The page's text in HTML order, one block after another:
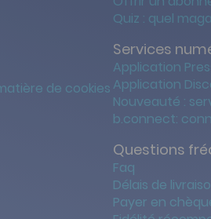
de cookies
Quiz : quel
Services
Application
Application
Nouveauté :
b.connect:
Questions
Faq
Délais de
Payer en